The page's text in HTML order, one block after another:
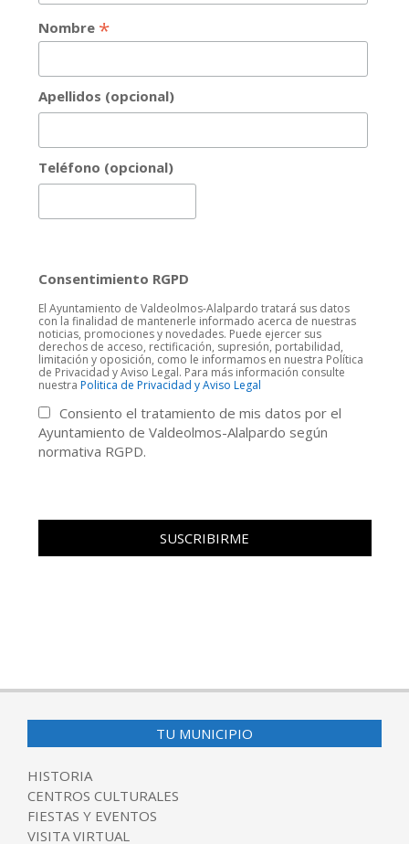
Nombre *
Apellidos (opcional)
Teléfono (opcional)
Consentimiento RGPD
El Ayuntamiento de Valdeolmos-Alalpardo tratará sus datos
con la finalidad de mantenerle informado acerca de nuestras
noticias, promociones y novedades. Puede ejercer sus
derechos de acceso, rectificación, supresión, portabilidad,
limitación y oposición, como le informamos en nuestra Política
de Privacidad y Aviso Legal. Para más información consulte
nuestra Politica de Privacidad y Aviso Legal
Consiento el tratamiento de mis datos por el
Ayuntamiento de Valdeolmos-Alalpardo según
normativa RGPD.
TU MUNICIPIO
HISTORIA
CENTROS CULTURALES
FIESTAS Y EVENTOS
VISITA VIRTUAL